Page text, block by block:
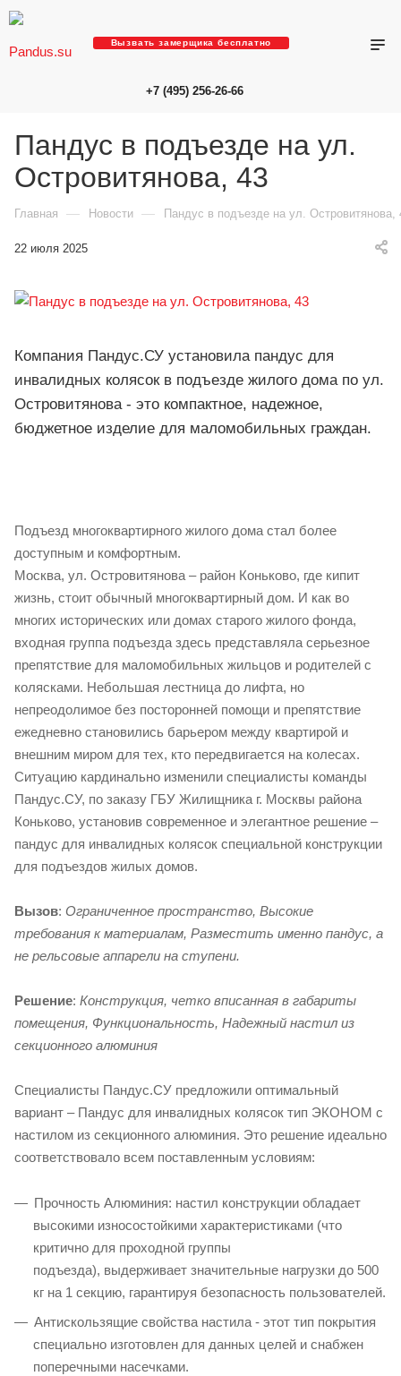
Вызвать замерщика бесплатно
+7 (495) 256-26-66
Пандус в подъезде на ул.
Островитянова, 43
Главная — Новости — Пандус в подъезде на ул. Островитянова,
22 июля 2025
Компания Пандус.СУ установила пандус для
инвалидных колясок в подъезде жилого дома по ул.
Островитянова - это компактное, надежное,
бюджетное изделие для маломобильных граждан.
Подъезд многоквартирного жилого дома стал более
доступным и комфортным.
Москва, ул. Островитянова – район Коньково, где кипит
жизнь, стоит обычный многоквартирный дом. И как во
многих исторических или домах старого жилого фонда,
входная группа подъезда здесь представляла серьезное
препятствие для маломобильных жильцов и родителей с
колясками. Небольшая лестница до лифта, но
непреодолимое без посторонней помощи и препятствие
ежедневно становились барьером между квартирой и
внешним миром для тех, кто передвигается на колесах.
Ситуацию кардинально изменили специалисты команды
Пандус.СУ, по заказу ГБУ Жилищника г. Москвы района
Коньково, установив современное и элегантное решение –
пандус для инвалидных колясок специальной конструкции
для подъездов жилых домов.
Вызов: Ограниченное пространство, Высокие
требования к материалам, Разместить именно пандус, а
не рельсовые аппарели на ступени.
Решение: Конструкция, четко вписанная в габариты
помещения, Функциональность, Надежный настил из
секционного алюминия
Специалисты Пандус.СУ предложили оптимальный
вариант – Пандус для инвалидных колясок тип ЭКОНОМ с
настилом из секционного алюминия. Это решение идеально
соответствовало всем поставленным условиям:
Прочность Алюминия: настил конструкции обладает
высокими износостойкими характеристиками (что
критично для проходной группы
подъезда), выдерживает значительные нагрузки до 500
кг на 1 секцию, гарантируя безопасность пользователей.
Антискользящие свойства настила - этот тип покрытия
специально изготовлен для данных целей и снабжен
поперечными насечками.